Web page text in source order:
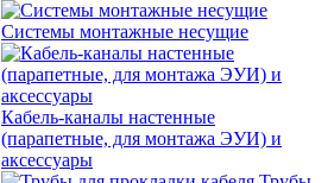
Системы монтажные несущие
Кабель-каналы настенные
(парапетные, для монтажа ЭУИ) и
аксессуары